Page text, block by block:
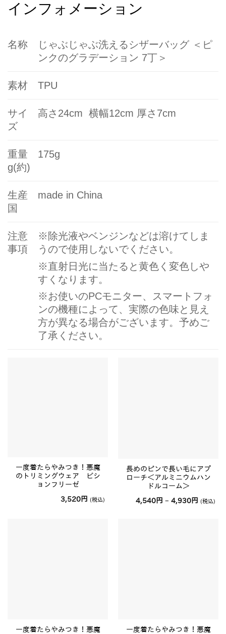
インフォメーション
名称
じゃぶじゃぶ洗えるシザーバッグ ＜ピ
ンクのグラデーション 7丁＞
素材 TPU
サイ
ズ
高さ24cm 横幅12cm 厚さ7cm
重量
g(約)
175g
生産
国
made in China
注意
事項
※ 除光液やベンジンなどは溶けてしま
うので使用しないでください。
※直射日光に当たると黄色く変色しや
すくなります。
※ お使いのPCモニター、スマートフォ
ンの機種によって、実際の色味と見え
方が異なる場合がございます。予めご
了承ください。
一度着たらやみつき！悪魔
のトリミングウェア ビシ
ョンフリーゼ
3,520 円 (税込)
長めのピンで長い毛にアプ
ローチ＜アルミニウムハン
ドルコーム＞
4,540 円 –4,930 円 価
格
(税込)
一度着たらやみつき！悪魔
一度着たらやみつき！悪魔